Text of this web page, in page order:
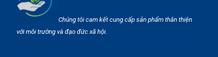
Chúng tôi cam kết cung cấp sản phẩm thân thiện
với môi trường và đạo đức xã hội.